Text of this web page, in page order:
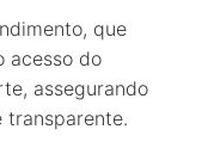
que
acesso do
assegurando
transparente.